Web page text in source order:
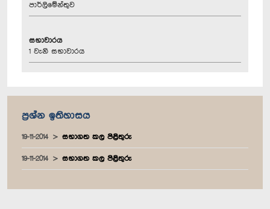
පාර්ලිමේන්තුව
සභාවාරය
1 වැනි සභාවාරය
ප්‍රශ්න ඉතිහාසය
19-11-2014 සභාගත කල පිළිතුරු
19-11-2014 සභාගත කල පිළිතුරු